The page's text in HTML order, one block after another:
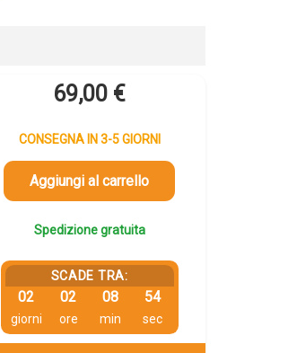
69,00 €
CONSEGNA IN 3-5 GIORNI
Aggiungi al carrello
Spedizione gratuita
SCADE TRA:
02
giorni
02
ore
08
min
54
sec